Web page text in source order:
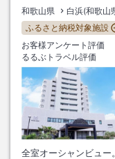
和歌山県 白浜(和歌山
ふるさと納税対象施設
お客様アンケート評価
るるぶトラベル評価
全室オーシャンビュー